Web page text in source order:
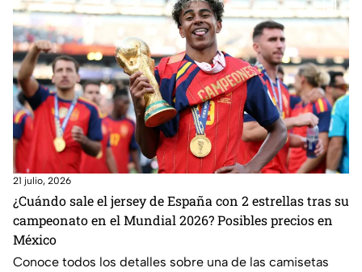
21 julio, 2026
¿Cuándo sale el jersey de España con 2 estrellas tras su
campeonato en el Mundial 2026? Posibles precios en
México
Conoce todos los detalles sobre una de las camisetas